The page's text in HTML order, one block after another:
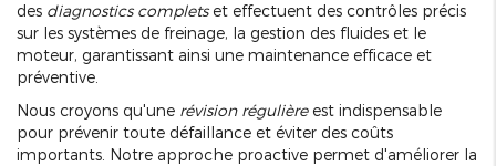
des diagnostics completset effectuent des contrôles précis
sur les systèmes de freinage, la gestion des fluides et le
moteur, garantissant ainsi une maintenance efficace et
préventive.
Nous croyons qu'une révision régulièreest indispensable
pour prévenir toute défaillance et éviter des coûts
importants. Notre approche proactive permet d'améliorer la